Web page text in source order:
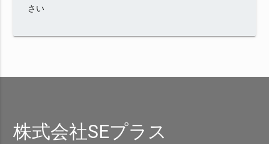
さい
株式会社SEプラス